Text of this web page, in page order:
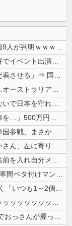
【悲報】消費税減税に反対している自民党議員9人が判明ｗｗｗｗｗｗ
【画像】リアルみいちゃん、とんでもない格好でイベント出演するwwwww...
高市総理「物価上昇を上回る賃上げを日本に定着させる」⇒ 国家公務員月...
【ラグビー】日本代表、歴史的初勝利ならず…オーストラリアに逆転負け ８...
反核団体の代表を務める爺さん、「核を持たないで日本を守れますか」と中学...
「自衛隊員や報道カメラマンのフリをして泥棒を…」500万円分の預金通帳...
【速報】中比スカボロー礁を巡る問題で遂に米国参戦、まさかのこっち擁護で...
【速報】赤旗配達中の共産党市議７８歳のじいさん、左に寄りすぎたか車で民...
【悲報】高市、国民栄誉賞で記念品に自分の名前を入れ自分メインのPV撮影...
3大盆休みの害悪車「常時ハイビームマン」「車間ベタ付けマン」「法定速度...
【悲報】 取引先専務「Aを20個注文する」 ぼく「いつも1～2個しか使...
【画像】北朝鮮のビアガール、エッッッッッッッッッッッッッッッッッ！
【画像】 例の美人すぎるおにぎり屋さん、裏でおっさんが握っていたｗｗｗ...